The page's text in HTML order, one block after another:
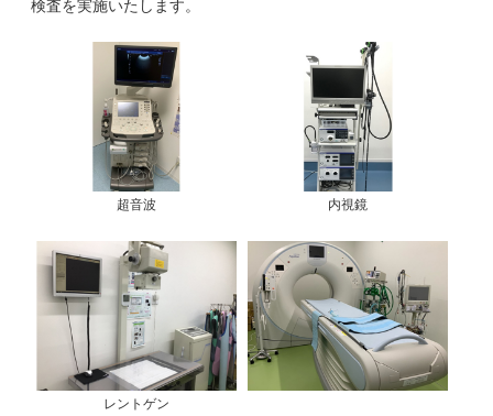
検査を実施いたします。
超音波 内視鏡
レントゲン